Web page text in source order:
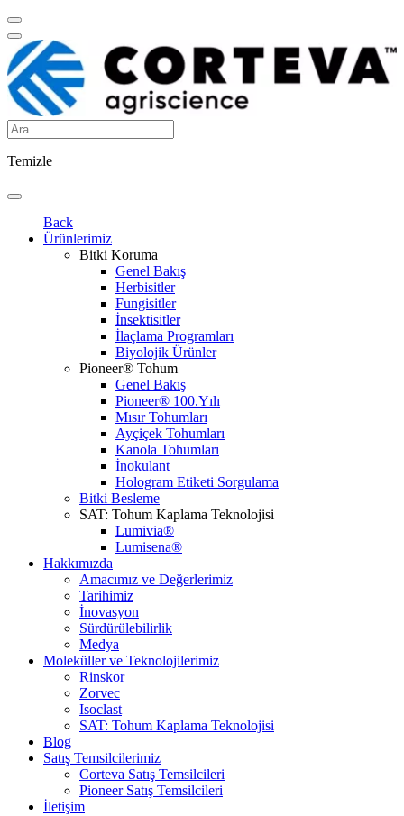
Temizle
Back
Ürünlerimiz
Bitki Koruma
Genel Bakış
Herbisitler
Fungisitler
İnsektisitler
İlaçlama Programları
Biyolojik Ürünler
Pioneer® Tohum
Genel Bakış
Pioneer® 100.Yılı
Mısır Tohumları
Ayçiçek Tohumları
Kanola Tohumları
İnokulant
Hologram Etiketi Sorgulama
Bitki Besleme
SAT: Tohum Kaplama Teknolojisi
Lumivia®
Lumisena®
Hakkımızda
Amacımız ve Değerlerimiz
Tarihimiz
İnovasyon
Sürdürülebilirlik
Medya
Moleküller ve Teknolojilerimiz
Rinskor
Zorvec
Isoclast
SAT: Tohum Kaplama Teknolojisi
Blog
Satış Temsilcilerimiz
Corteva Satış Temsilcileri
Pioneer Satış Temsilcileri
İletişim